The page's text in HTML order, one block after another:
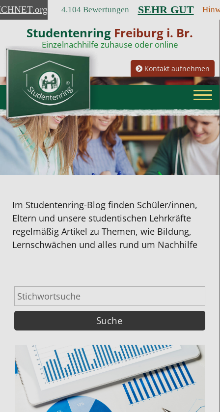
.org 4.104 Bewertungen SEHR GUT
Studentenring Freiburg i. Br.
Einzelnachhilfe zuhause oder online
Kontakt aufnehmen
Im Studentenring-Blog finden Schüler/innen,
Eltern und unsere studentischen Lehrkräfte
regelmäßig Artikel zu Themen, wie Bildung,
Lernschwächen und alles rund um Nachhilfe